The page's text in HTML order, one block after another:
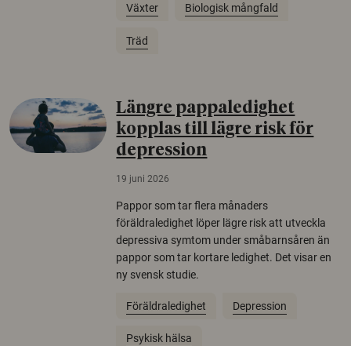
Växter Biologisk mångfald
Träd
Längre pappaledighet
kopplas till lägre risk för
depression
19 juni 2026
Pappor som tar flera månaders
föräldraledighet löper lägre risk att utveckla
depressiva symtom under småbarnsåren än
pappor som tar kortare ledighet. Det visar en
ny svensk studie.
Föräldraledighet Depression
Psykisk hälsa